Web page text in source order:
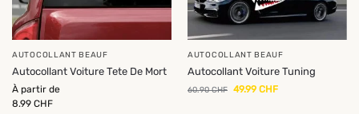
AUTOCOLLANT BEAUF
Autocollant Voiture Tete De Mort
À partir de
8.99 CHF
AUTOCOLLANT BEAUF
Autocollant Voiture Tuning
60.90CHF 49.99 CHF